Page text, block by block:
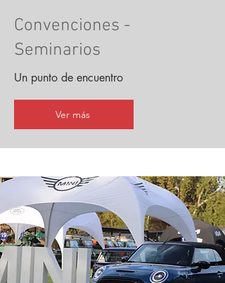
Convenciones -
Seminarios
Un punto de encuentro
Ver más